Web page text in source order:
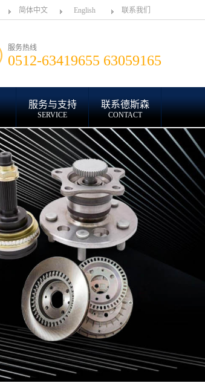
简体中文 English 联系我们
服务热线
0512-63419655 63059165
服务与支持
SERVICE
联系德斯森
CONTACT